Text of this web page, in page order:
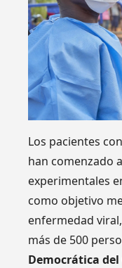
Los pacientes
han comenzado
experimentales
como objetivo
enfermedad
más de 500
Democrática del